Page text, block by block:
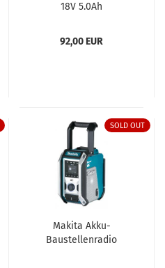
18V 5.0Ah
92,00 EUR
SOLD OUT
Makita Akku-
Baustellenradio